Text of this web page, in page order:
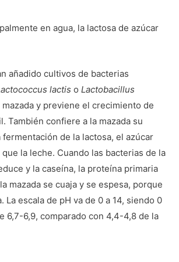
en agua, la lactosa de azúcar
añadido cultivos de bacterias
lactis oLactobacillus
y previene el crecimiento de
También confiere a la mazada su
de la lactosa, el azúcar
la leche. Cuando las bacterias de la
y la caseína, la proteína primaria
mazada se cuaja y se espesa, porque
La escala de pH va de 0 a 14, siendo 0
6,7-6,9, comparado con 4,4-4,8 de la